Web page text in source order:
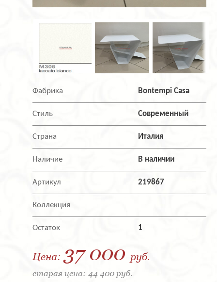
Фабрика Bontempi Casa
Стиль Современный
Страна Италия
Наличие В наличии
Артикул 219867
Коллекция
Остаток 1
Цена: 37 000 руб.
старая цена: 44 400 руб.